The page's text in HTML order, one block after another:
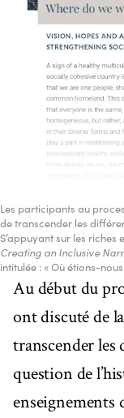
Les participants au
de transcender les
S’appuyant sur les
Creating an Inclusive
intitulée : « Où étions-nous
Au début du
ont discuté de
transcender les
question de
enseignements